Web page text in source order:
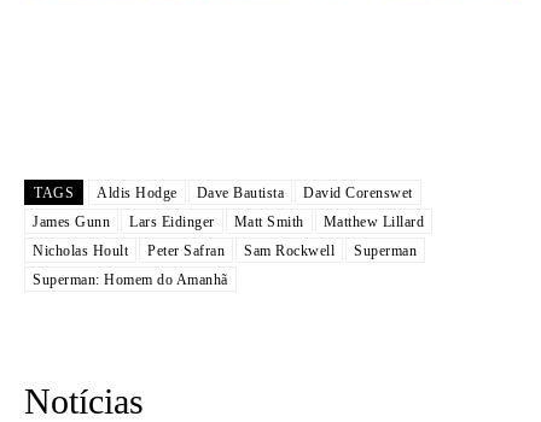
TAGS Aldis Hodge Dave Bautista
David Corenswet
James Gunn
Lars Eidinger Matt Smith
Matthew Lillard
Nicholas Hoult
Peter Safran Sam Rockwell
Superman
Superman: Homem do Amanhã
Notícias